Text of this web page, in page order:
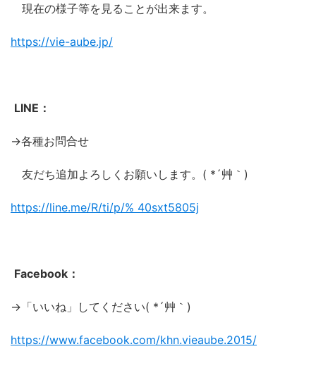
現在の様子等を見ることが出来ます。
https://vie-aube.jp/
LINE：
→各種お問合せ
友だち追加よろしくお願いします。( *´艸｀)
https://line.me/R/ti/p/% 40sxt5805j
Facebook：
→「いいね」してください( *´艸｀)
https://www.facebook.com/khn.vieaube.2015/